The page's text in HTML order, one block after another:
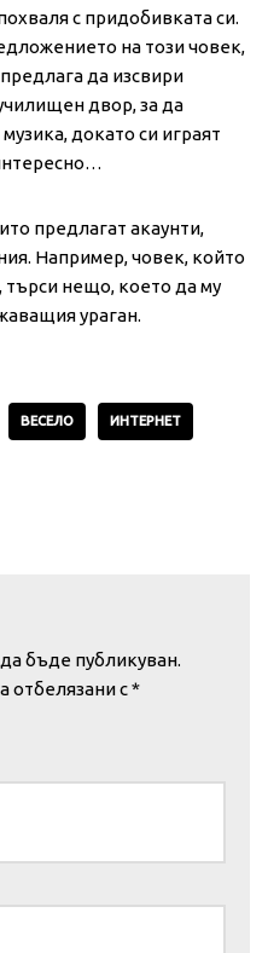
с придобивката си.
на този човек,
да изсвири
двор, за да
докато си играят
предлагат акаунти,
Например, човек, който
нещо, което да му
ураган.
ВЕСЕЛО ИНТЕРНЕТ
бъде публикуван.
отбелязани с*